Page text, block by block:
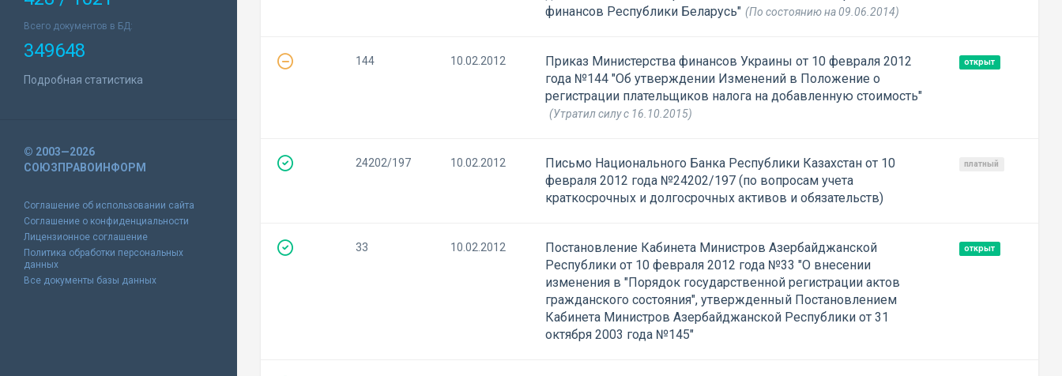
Всего документов в БД:
349648
Подробная статистика
© 2003—2026
СОЮЗПРАВОИНФОРМ
Соглашение об использовании сайта
Соглашение о конфиденциальности
Лицензионное соглашение
Политика обработки персональных
данных
Все документы базы данных
финансов Республики Беларусь" (По состоянию на 09.06.2014)
144 10.02.2012
Приказ Министерства финансов Украины от 10 февраля 2012
года №144 "Об утверждении Изменений в Положение о
регистрации плательщиков налога на добавленную стоимость"
(Утратил силу с 16.10.2015)
открыт
24202/197 10.02.2012
Письмо Национального Банка Республики Казахстан от 10
февраля 2012 года №24202/197 (по вопросам учета
краткосрочных и долгосрочных активов и обязательств)
платный
33 10.02.2012
Постановление Кабинета Министров Азербайджанской
Республики от 10 февраля 2012 года №33 "О внесении
изменения в "Порядок государственной регистрации актов
гражданского состояния", утвержденный Постановлением
Кабинета Министров Азербайджанской Республики от 31
октября 2003 года №145"
открыт